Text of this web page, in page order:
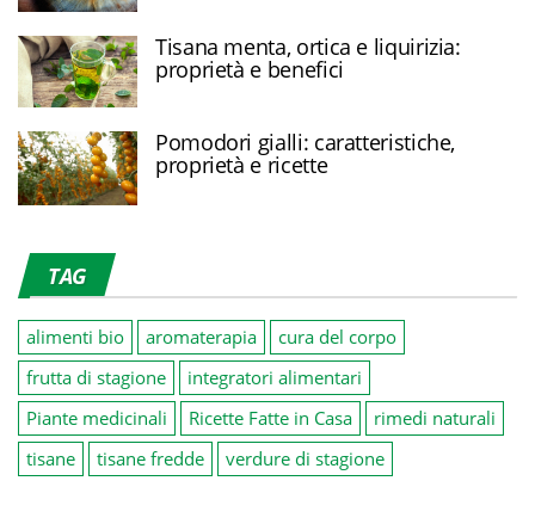
Tisana menta, ortica e liquirizia:
proprietà e benefici
Pomodori gialli: caratteristiche,
proprietà e ricette
TAG
alimenti bio aromaterapia
cura del corpo
frutta di stagione
integratori alimentari
Piante medicinali
Ricette Fatte in Casa
rimedi naturali
tisane
tisane fredde verdure di stagione